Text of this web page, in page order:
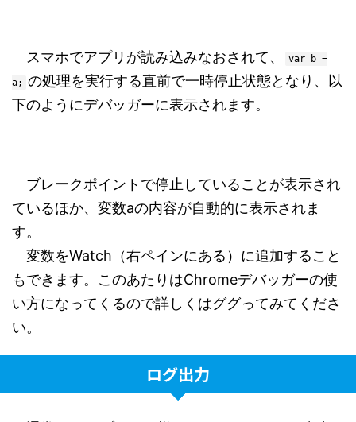
スマホでアプリが読み込みなおされて、 var b =
a; の処理を実行する直前で一時停止状態となり、以
下のようにデバッガーに表示されます。
ブレークポイントで停止していることが表示され
ているほか、変数aの内容が自動的に表示されま
す。
変数をWatch（右ペインにある）に追加すること
もできます。このあたりはChromeデバッガーの使
い方になってくるので詳しくはググってみてくださ
い。
ログ出力